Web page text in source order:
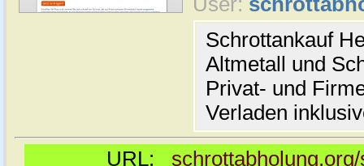
Schrottankauf
Altmetall und
Privat- und
Verladen
URL: